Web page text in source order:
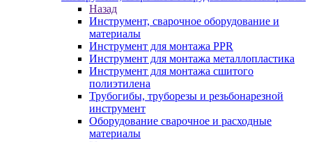
Назад
Инструмент, сварочное оборудование и
материалы
Инструмент для монтажа PPR
Инструмент для монтажа металлопластика
Инструмент для монтажа сшитого
полиэтилена
Трубогибы, труборезы и резьбонарезной
инструмент
Оборудование сварочное и расходные
материалы